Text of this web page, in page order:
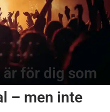
för dig som
– men inte